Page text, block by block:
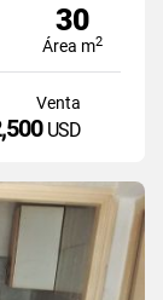
30
Área m2
Venta
USD